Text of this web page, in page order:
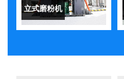
立式磨粉机